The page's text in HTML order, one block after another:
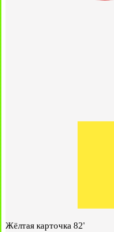
Жёлтая карточка 82'